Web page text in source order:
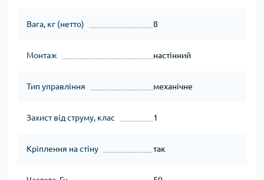
Вага, кг (нетто) 8
Монтаж настінний
Тип управління механічне
Захист від струму, клас 1
Кріплення на стіну так